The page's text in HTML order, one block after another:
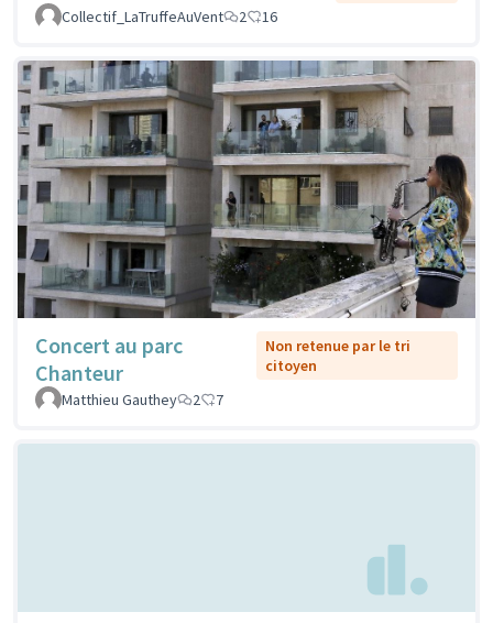
Collectif_LaTruffeAuVent
2 16
Concert au parc
Chanteur
Non retenue par le tri
citoyen
Matthieu Gauthey
2 7